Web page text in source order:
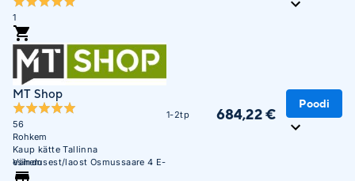
1
MT Shop
56
Rohkem
Kaup kätte Tallinna
esindusest/laost Osmussaare 4 E-
R 10:00 - 17:00
Vähem
1-2tp 684,22 €
Poodi